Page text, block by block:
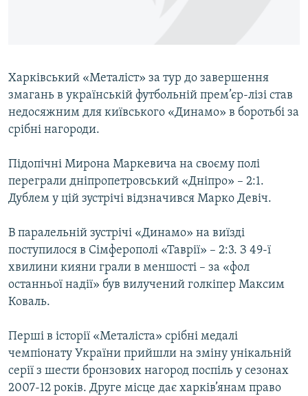
ІНФОГРАФІКА
ДОЛУЧАЙСЯ!
Харківський «Металіст» за тур до завершення
змагань в українській футбольній прем’єр-лізі став
недосяжним для київського «Динамо» в боротьбі за
срібні нагороди.
Підопічні Мирона Маркевича на своєму полі
переграли дніпропетровський «Дніпро» – 2:1.
Дублем у цій зустрічі відзначився Марко Девіч.
В паралельній зустрічі «Динамо» на виїзді
поступилося в Сімферополі «Таврії» – 2:3. З 49-ї
хвилини кияни грали в меншості – за «фол
останньої надії» був вилучений голкіпер Максим
Коваль.
Перші в історії «Металіста» срібні медалі
чемпіонату України прийшли на зміну унікальній
серії з шести бронзових нагород поспіль у сезонах
2007-12 років. Друге місце дає харків’янам право